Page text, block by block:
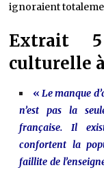
ignoraient
Extrait 5
culturelle
«Le manque
n’est pas la
française. Il
confortent la
faillite de